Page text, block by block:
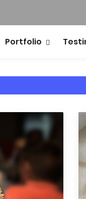
Portfolio